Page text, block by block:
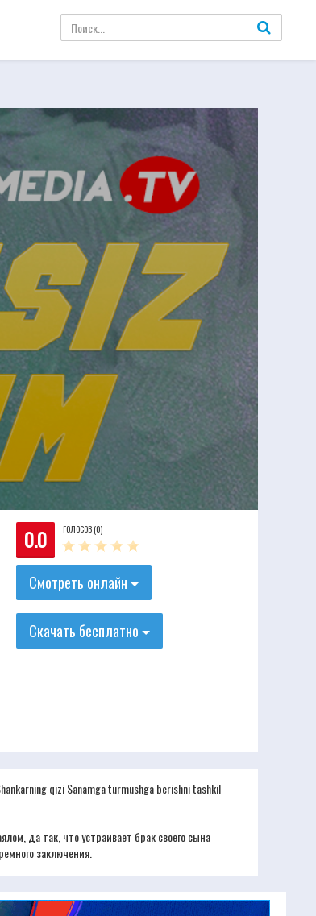
0.0 ГОЛОСОВ (0)
Смотреть онлайн
Скачать бесплатно
qizi Sanamga turmushga berishni tashkil
да так, что устраивает брак своего сына
заключения.